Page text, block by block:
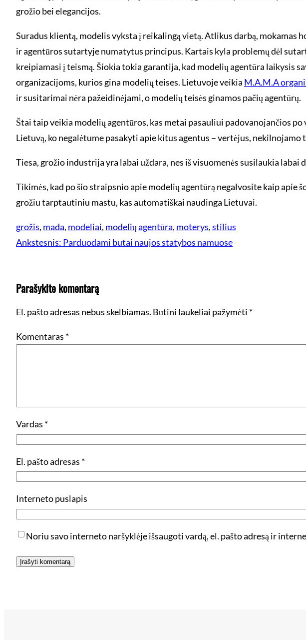
grožio bei elegancijos.
Suradus klientą, modelis vyksta į reikalingą vietą. Atlikus darbą,
ir agentūros sutartyje numatytus principus. Kartais kyla problemų dėl
kreipiamasi į teismą. Šiokia tokia garantija, kad modelių agentūra laikysis
organizacijoms, kurios gina modelių teises. Lietuvoje veikia M.A.M.A
ir susitarimai nėra pažeidinėjami, o modelių teisės ginamos pačių agentūrų.
Štai taip veikia modelių agentūros, kas metai pasauliui padovanojančios po
Lietuvą, ko negalėtume pasakyti apie kitus agentus – vertėjus,
Tiesa, grožio industrija yra labai uždara, nes iš visuomenės susilaukia
Tikimės, kad po šio straipsnio apie modelių agentūrą negalvosite kaip
grožiu tarptautiniu mastu, kas automatiškai naudinga Lietuvai.
grožis, mada, modeliai, modelių agentūra, moterys, stilius
Ankstesnis: Parduodami butai naujos statybos namuose
Parašykite komentarą
El. pašto adresas nebus skelbiamas. Būtini laukeliai pažymėti *
Komentaras *
Vardas *
El. pašto adresas *
Interneto puslapis
Noriu savo interneto naršyklėje išsaugoti vardą, el. pašto adresą ir